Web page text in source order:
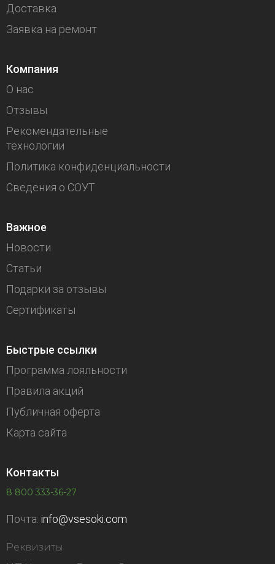
Доставка
Заявка на ремонт
Компания
О нас
Отзывы
Рекомендательные
технологии
Политика конфиденциальности
Сведения о СОУТ
Важное
Новости
Статьи
Подарки за отзывы
Сертификаты
Быстрые ссылки
Программа лояльности
Правила акций
Публичная оферта
Карта сайта
Контакты
8 800 333-36-27
Почта: info@vsesoki.com
Реквизиты